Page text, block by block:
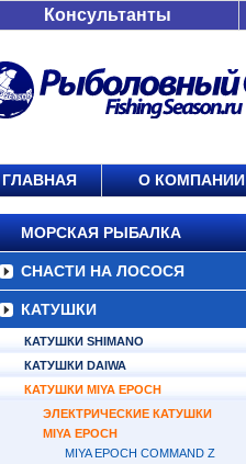
Консультанты
ГЛАВНАЯ О КОМПАНИИ
МОРСКАЯ РЫБАЛКА
СНАСТИ НА ЛОСОСЯ
КАТУШКИ
КАТУШКИ SHIMANO
КАТУШКИ DAIWA
КАТУШКИ MIYA EPOCH
ЭЛЕКТРИЧЕСКИЕ КАТУШКИ
MIYA EPOCH
MIYA EPOCH COMMAND Z